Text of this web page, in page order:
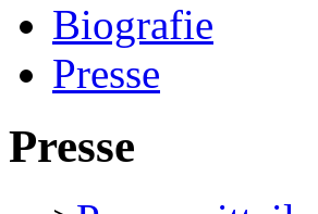
Biografie
Presse
Presse